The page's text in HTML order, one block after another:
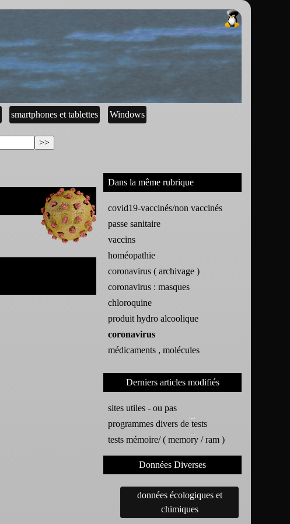
smartphones et tablettes Windows
Dans la même rubrique
covid19-vaccinés/non vaccinés
passe sanitaire
vaccins
homéopathie
coronavirus ( archivage )
coronavirus : masques
chloroquine
produit hydro alcoolique
coronavirus
médicaments , molécules
Derniers articles modifiés
sites utiles - ou pas
programmes divers de tests
tests mémoire/ ( memory / ram )
Données Diverses
données écologiques et
chimiques